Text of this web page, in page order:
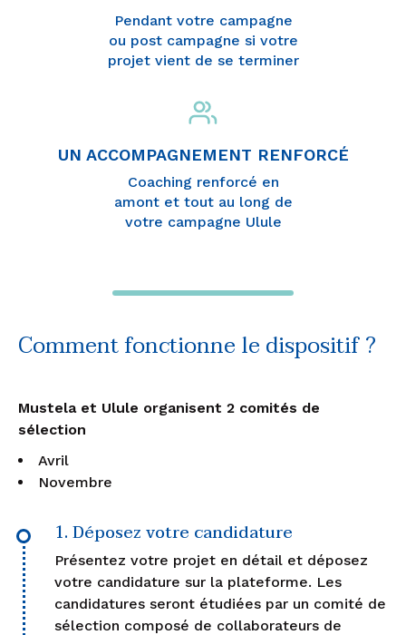
Pendant votre campagne
ou post campagne si votre
projet vient de se terminer
UN ACCOMPAGNEMENT RENFORCÉ
Coaching renforcé en
amont et tout au long de
votre campagne Ulule
Comment fonctionne le dispositif ?
Mustela et Ulule organisent 2 comités de
sélection
Avril
Novembre
1. Déposez votre candidature
Présentez votre projet en détail et déposez
votre candidature sur la plateforme. Les
candidatures seront étudiées par un comité de
sélection composé de collaborateurs de